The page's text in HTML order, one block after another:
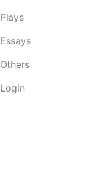
Plays
Essays
Others
Login